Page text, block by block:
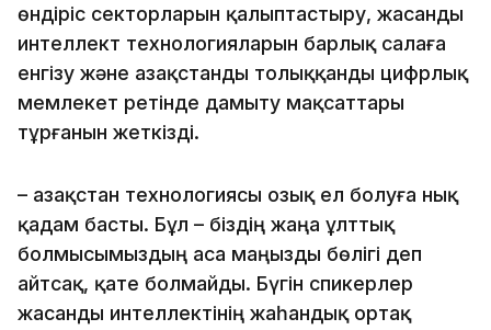
өндіріс секторларын қалыптастыру, жасанды
интеллект технологияларын барлық салаға
енгізу және Қазақстанды толыққанды цифрлық
мемлекет ретінде дамыту мақсаттары
тұрғанын жеткізді.
– Қазақстан технологиясы озық ел болуға нық
қадам басты. Бұл – біздің жаңа ұлттық
болмысымыздың аса маңызды бөлігі деп
айтсақ, қате болмайды. Бүгін спикерлер
жасанды интеллектінің жаһандық ортақ